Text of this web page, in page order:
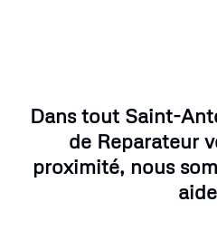
Dans tout Saint-
de Reparateur
proximité, nous